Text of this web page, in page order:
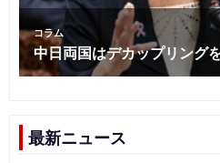
最新ニュース